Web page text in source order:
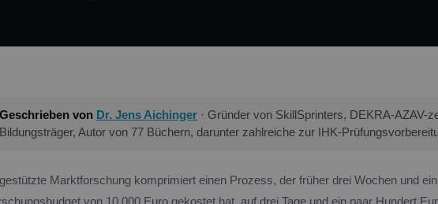
Geschrieben von Dr. Jens Aichinger · Gründer von SkillSprinters, DEKRA-AZAV-
Bildungsträger, Autor von 77 Büchern, darunter zahlreiche zur IHK-
Marktforschung komprimiert einen Prozess, der früher drei Wochen und ein
von 10.000 Euro gekostet hat, auf drei Tage und ein paar Hundert